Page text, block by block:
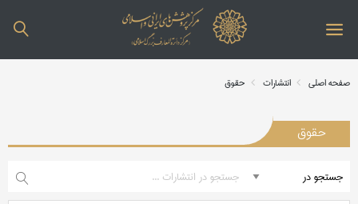
صفحه اصلی انتشارات حقوق
حقوق